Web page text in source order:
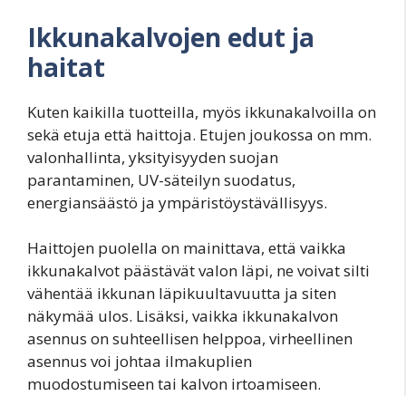
Ikkunakalvojen edut ja
haitat
Kuten kaikilla tuotteilla, myös ikkunakalvoilla on
sekä etuja että haittoja. Etujen joukossa on mm.
valonhallinta, yksityisyyden suojan
parantaminen, UV-säteilyn suodatus,
energiansäästö ja ympäristöystävällisyys.
Haittojen puolella on mainittava, että vaikka
ikkunakalvot päästävät valon läpi, ne voivat silti
vähentää ikkunan läpikuultavuutta ja siten
näkymää ulos. Lisäksi, vaikka ikkunakalvon
asennus on suhteellisen helppoa, virheellinen
asennus voi johtaa ilmakuplien
muodostumiseen tai kalvon irtoamiseen.